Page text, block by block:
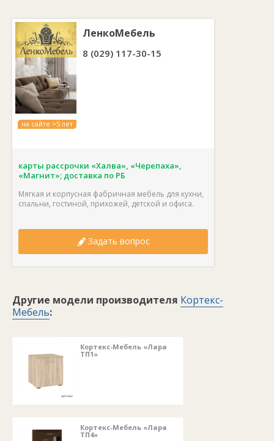
на сайте >5 лет
ЛенкоМебель
8 (029) 117-30-15
карты рассрочки «Халва», «Черепаха»,
«Магнит»; доставка по РБ
Мягкая и корпусная фабричная мебель для кухни,
спальни, гостиной, прихожей, детской и офиса.
Задать вопрос
Другие модели производителя Кортекс-
Мебель:
Кортекс-Мебель «Лара
ТП1»
Кортекс-Мебель «Лара
ТП4»